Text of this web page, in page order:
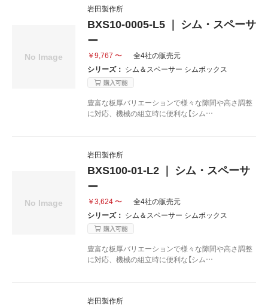
岩田製作所
BXS10-0005-L5 ｜ シム・スペーサ
ー
￥9,767 〜
全4社の販売元
シリーズ： シム＆スペーサー シムボックス
購入可能
豊富な板厚バリエーションで様々な隙間や高さ調整
に対応、機械の組立時に便利な【シム…
岩田製作所
BXS100-01-L2 ｜ シム・スペーサ
ー
￥3,624 〜
全4社の販売元
シリーズ： シム＆スペーサー シムボックス
購入可能
豊富な板厚バリエーションで様々な隙間や高さ調整
に対応、機械の組立時に便利な【シム…
岩田製作所